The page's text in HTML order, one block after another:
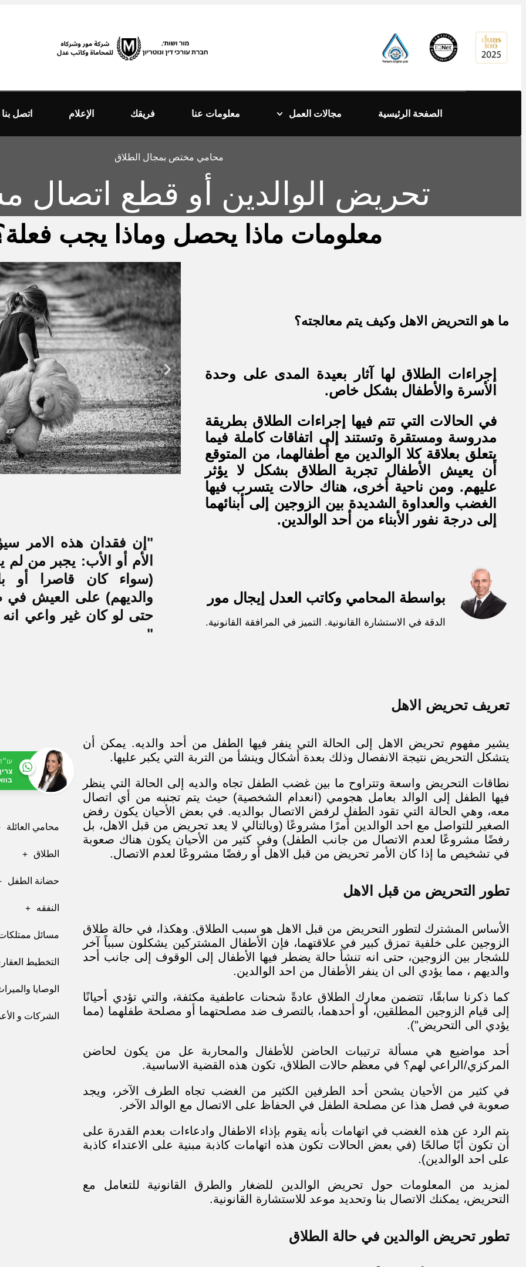
الصفحة الرئيسية مجالات العمل معلومات عنا فريقك الإعلام اتصل بنا
محامي مختص بمجال الطلاق
تحريض الوالدين أو قطع اتصال
معلومات ماذا يحصل وماذا يجب
ما هو التحريض الاهل وكيف يتم معالجته؟
إجراءات الطلاق لها آثار بعيدة المدى على وحدة
الأسرة والأطفال بشكل خاص.
في الحالات التي تتم فيها إجراءات الطلاق بطريقة
مدروسة ومستقرة وتستند إلى اتفاقات كاملة فيما
يتعلق بعلاقة كلا الوالدين مع أطفالهما، من المتوقع
أن يعيش الأطفال تجربة الطلاق بشكل لا يؤثر
عليهم. ومن ناحية أخرى، هناك حالات يتسرب فيها
الغضب والعداوة الشديدة بين الزوجين إلى أبنائهما
إلى درجة نفور الأبناء من أحد الوالدين.
بواسطة المحامي وكاتب العدل إيجال مور
الدقة في الاستشارة القانونية. التميز في المرافقة القانونية.
"إن فقدان هذه الامر
الأم أو الأب: يجبر من لم
(سواء كان قاصرا أو
والديهم) على العيش
حتى لو كان غير واعي
"
تعريف تحريض الاهل
يشير مفهوم تحريض الاهل إلى الحالة التي ينفر فيها الطفل من أحد والديه. يمكن أن
يتشكل التحريض نتيجة الانفصال وذلك بعدة أشكال وينشأ من التربة التي يكبر عليها.
نطاقات التحريض واسعة وتتراوح ما بين غضب الطفل تجاه والديه إلى الحالة التي ينظر
فيها الطفل إلى الوالد بعامل هجومي (انعدام الشخصية) حيث يتم تجنبه من أي اتصال
معه، وهي الحالة التي تقود الطفل لرفض الاتصال بوالديه. في بعض الأحيان يكون رفض
الصغير للتواصل مع احد الوالدين أمرًا مشروعًا (وبالتالي لا يعد تحريض من قبل الاهل، بل
رفضًا مشروعًا لعدم الاتصال من جانب الطفل) وفي كثير من الأحيان يكون هناك صعوبة
في تشخيص ما إذا كان الأمر تحريض من قبل الاهل أو رفضًا مشروعًا لعدم الاتصال.
تطور التحريض من قبل الاهل
الأساس المشترك لتطور التحريض من قبل الاهل هو سبب الطلاق. وهكذا، في حالة طلاق
الزوجين على خلفية تمزق كبير في علاقتهما، فإن الأطفال المشتركين يشكلون سبباً آخر
للشجار بين الزوجين، حتى انه تنشأ حالة يضطر فيها الأطفال إلى الوقوف إلى جانب أحد
والديهم ، مما يؤدي الى ان ينفر الأطفال من احد الوالدين.
كما ذكرنا سابقًا، تتضمن معارك الطلاق عادةً شحنات عاطفية مكثفة، والتي تؤدي أحيانًا
إلى قيام الزوجين المطلقين، أو أحدهما، بالتصرف ضد مصلحتهما أو مصلحة طفلهما (مما
يؤدي الى التحريض”).
أحد مواضيع هي مسألة ترتيبات الحاضن للأطفال والمحاربة عل من يكون لحاضن
المركزي/الراعي لهم؟ في معظم حالات الطلاق، تكون هذه القضية الاساسية.
في كثير من الأحيان يشحن أحد الطرفين الكثير من الغضب تجاه الطرف الآخر، ويجد
صعوبة في فصل هذا عن مصلحة الطفل في الحفاظ على الاتصال مع الوالد الآخر.
يتم الرد عن هذه الغضب في اتهامات بأنه يقوم بإذاء الاطفال وادعاءات بعدم القدرة على
أن تكون أبًا صالحًا (في بعض الحالات تكون هذه اتهامات كاذبة مبنية على الاعتداء كاذبة
على احد الوالدين).
لمزيد من المعلومات حول تحريض الوالدين للضغار والطرق القانونية للتعامل مع
التحريض، يمكنك الاتصال بنا وتحديد موعد للاستشارة القانونية.
تطور تحريض الوالدين في حالة الطلاق
محامي العائلة
الطلاق
حضانة الطفل
النفقه
مسائل
التخطيط
الوصايا
الشركات و